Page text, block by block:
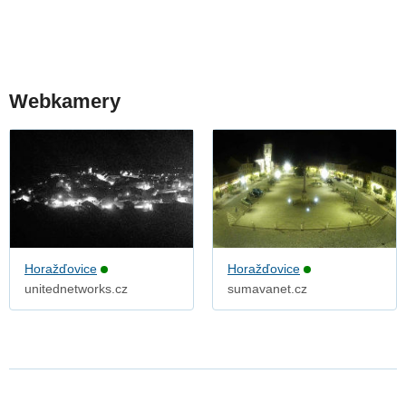
Webkamery
Horažďovice
unitednetworks.cz
Horažďovice
sumavanet.cz